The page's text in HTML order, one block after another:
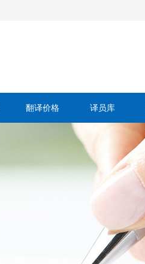
翻译价格 译员库